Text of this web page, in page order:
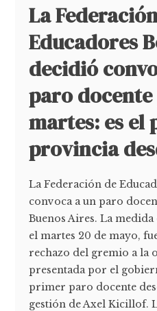
La
Educadores
decidió
paro
martes: es el
provincia
La Federación de
convoca a un paro
Buenos Aires. La
el martes 20 de mayo,
rechazo del gremio a la
presentada por el
primer paro docente
gestión de Axel Kicillof.